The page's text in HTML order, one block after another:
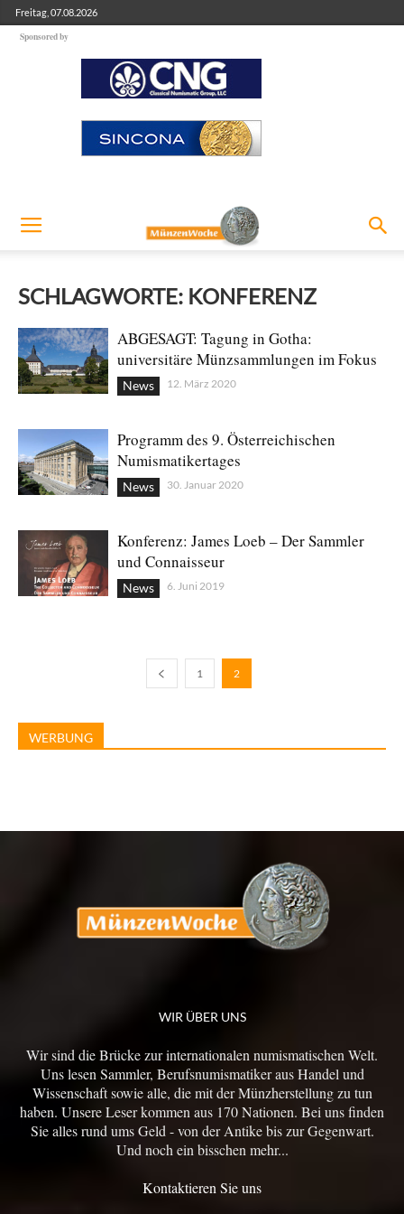
Freitag, 07.08.2026
Sponsored by
SCHLAGWORTE: KONFERENZ
ABGESAGT: Tagung in Gotha:
universitäre Münzsammlungen im Fokus
News 12. März 2020
Programm des 9. Österreichischen
Numismatikertages
News 30. Januar 2020
Konferenz: James Loeb – Der Sammler
und Connaisseur
News 6. Juni 2019
1 2
WERBUNG
WIR ÜBER UNS
Wir sind die Brücke zur internationalen numismatischen Welt.
Uns lesen Sammler, Berufsnumismatiker aus Handel und
Wissenschaft sowie alle, die mit der Münzherstellung zu tun
haben. Unsere Leser kommen aus 170 Nationen. Bei uns finden
Sie alles rund ums Geld - von der Antike bis zur Gegenwart.
Und noch ein bisschen mehr...
Kontaktieren Sie uns